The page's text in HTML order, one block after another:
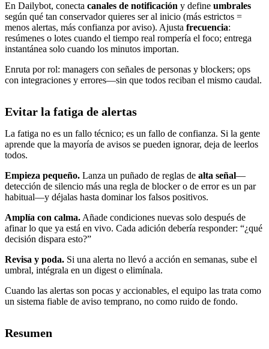
En Dailybot, conecta canales de notificación y define umbrales
según qué tan conservador quieres ser al inicio (más estrictos =
menos alertas, más confianza por aviso). Ajusta frecuencia:
resúmenes o lotes cuando el tiempo real rompería el foco; entrega
instantánea solo cuando los minutos importan.
Enruta por rol: managers con señales de personas y blockers; ops
con integraciones y errores—sin que todos reciban el mismo caudal.
Evitar la fatiga de alertas
La fatiga no es un fallo técnico; es un fallo de confianza. Si la gente
aprende que la mayoría de avisos se pueden ignorar, deja de leerlos
todos.
Empieza pequeño. Lanza un puñado de reglas de alta señal—
detección de silencio más una regla de blocker o de error es un par
habitual—y déjalas hasta dominar los falsos positivos.
Amplía con calma.Añade condiciones nuevas solo después de
afinar lo que ya está en vivo. Cada adición debería responder: “¿qué
decisión dispara esto?”
Revisa y poda. Si una alerta no llevó a acción en semanas, sube el
umbral, intégrala en un digest o elimínala.
Cuando las alertas son pocas y accionables, el equipo las trata como
un sistema fiable de aviso temprano, no como ruido de fondo.
Resumen